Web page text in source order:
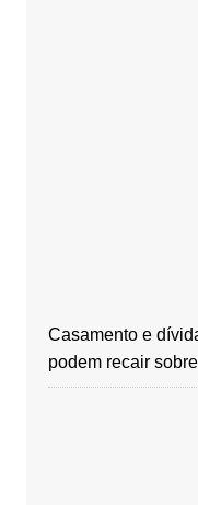
Casamento e
podem recair